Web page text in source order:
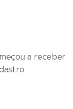
a receber